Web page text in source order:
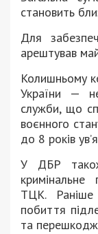
становить
Для
арештував
Колишньому
України —
служби, що
воєнного
до 8 років
У ДБР
ТЦК.
побиття
та